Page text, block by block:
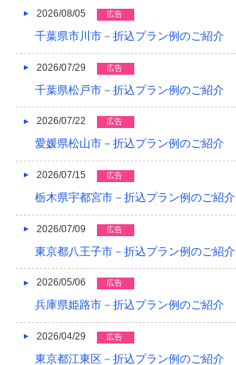
2023/02
2023/01
2022/12
2022/11
2022/09
2022/08
2022/07
2022/06
2022/05
2022/04
2022/03
2026/08/05 広告
千葉県市川市－折込プラン例のご紹介
2026/07/29 広告
千葉県松戸市－折込プラン例のご紹介
2026/07/22 広告
愛媛県松山市－折込プラン例のご紹介
2026/07/15 広告
栃木県宇都宮市－折込プラン例のご紹介
2026/07/09 広告
東京都八王子市－折込プラン例のご紹介
2026/05/06 広告
兵庫県姫路市－折込プラン例のご紹介
2026/04/29 広告
東京都江東区－折込プラン例のご紹介